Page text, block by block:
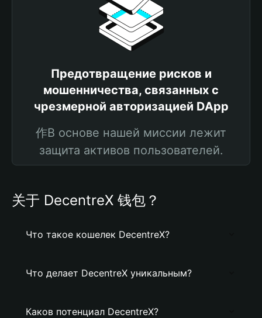
Предотвращение рисков и
мошенничества, связанных с
чрезмерной авторизацией DApp
作В основе нашей миссии лежит
защита активов пользователей.
关于 DecentreX 钱包？
Что такое кошелек DecentreX?
Что делает DecentreX уникальным?
Каков потенциал DecentreX?